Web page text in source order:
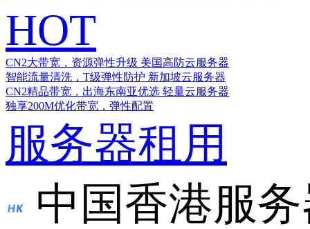
HOT
CN2大带宽，资源弹性升级 美国高防云服务器
智能流量清洗，T级弹性防护 新加坡云服务器
CN2精品带宽，出海东南亚优选 轻量云服务器
独享200M优化带宽，弹性配置
服务器租用
中国香港服